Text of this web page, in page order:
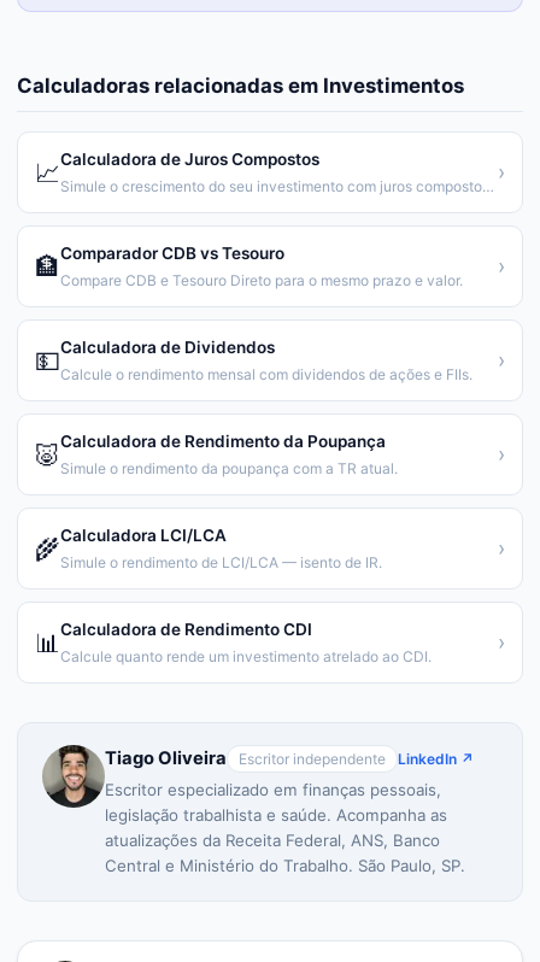
Calculadoras relacionadas em Investimentos
📈Calculadora de Juros Compostos
Simule o crescimento do seu investimento com juros compostos e aportes.
›
🏦Comparador CDB vs Tesouro
Compare CDB e Tesouro Direto para o mesmo prazo e valor.
›
💵Calculadora de Dividendos
Calcule o rendimento mensal com dividendos de ações e FIIs.
›
🐷Calculadora de Rendimento da Poupança
Simule o rendimento da poupança com a TR atual.
›
🌾Calculadora LCI/LCA
Simule o rendimento de LCI/LCA — isento de IR.
›
📊 Calculadora de Rendimento CDI
Calcule quanto rende um investimento atrelado ao CDI.
›
Tiago Oliveira Escritor independente LinkedIn ↗
Escritor especializado em finanças pessoais,
legislação trabalhista e saúde. Acompanha as
atualizações da Receita Federal, ANS, Banco
Central e Ministério do Trabalho. São Paulo, SP.